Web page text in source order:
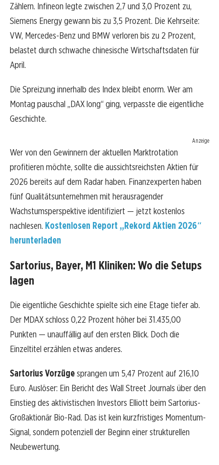
Zählern. Infineon legte zwischen 2,7 und 3,0 Prozent zu,
Siemens Energy gewann bis zu 3,5 Prozent. Die Kehrseite:
VW, Mercedes-Benz und BMW verloren bis zu 2 Prozent,
belastet durch schwache chinesische Wirtschaftsdaten für
April.
Die Spreizung innerhalb des Index bleibt enorm. Wer am
Montag pauschal „DAX long“ ging, verpasste die eigentliche
Geschichte.
Anzeige
Wer von den Gewinnern der aktuellen Marktrotation
profitieren möchte, sollte die aussichtsreichsten Aktien für
2026 bereits auf dem Radar haben. Finanzexperten haben
fünf Qualitätsunternehmen mit herausragender
Wachstumsperspektive identifiziert — jetzt kostenlos
nachlesen. Kostenlosen Report „Rekord Aktien 2026″
herunterladen
Sartorius, Bayer, M1 Kliniken: Wo die Setups
lagen
Die eigentliche Geschichte spielte sich eine Etage tiefer ab.
Der MDAX schloss 0,22 Prozent höher bei 31.435,00
Punkten — unauffällig auf den ersten Blick. Doch die
Einzeltitel erzählen etwas anderes.
Sartorius Vorzügesprangen um 5,47 Prozent auf 216,10
Euro. Auslöser: Ein Bericht des Wall Street Journals über den
Einstieg des aktivistischen Investors Elliott beim Sartorius-
Großaktionär Bio-Rad. Das ist kein kurzfristiges Momentum-
Signal, sondern potenziell der Beginn einer strukturellen
Neubewertung.